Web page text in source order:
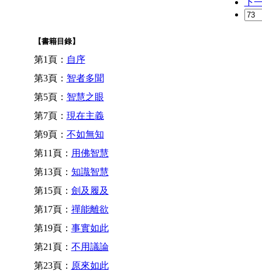
【書籍目錄】
第1頁： 自序
第3頁： 智者多聞
第5頁： 智慧之眼
第7頁： 現在主義
第9頁： 不如無知
第11頁： 用佛智慧
第13頁： 知識智慧
第15頁： 劍及履及
第17頁： 禪能離欲
第19頁： 事實如此
第21頁： 不用議論
第23頁： 原來如此